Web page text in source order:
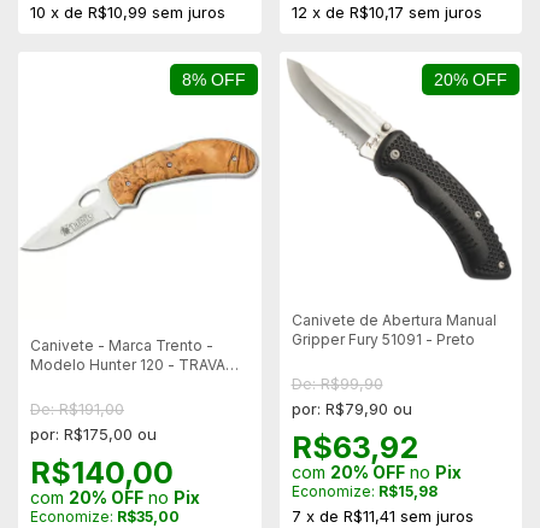
10 x de R$10,99 sem juros 12 x de R$10,17 sem juros
8% OFF
Canivete - Marca Trento -
Modelo Hunter 120 - TRAVA
De: R$191,00
por: R$175,00 ou
R$140,00
com 20% OFF no Pix
Economize: R$35,00
20% OFF
Canivete de Abertura Manual
Gripper Fury 51091 - Preto
De: R$99,90
por: R$79,90 ou
R$63,92
com 20% OFFno Pix
Economize: R$15,98
7 x de R$11,41 sem juros